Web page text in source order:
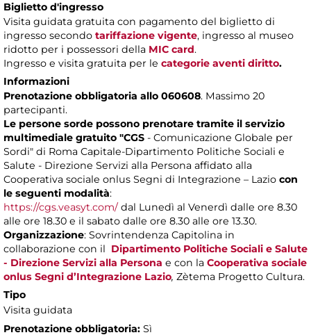
Biglietto d'ingresso
Visita guidata gratuita con pagamento del biglietto di
ingresso secondo tariffazione vigente, ingresso al museo
ridotto per i possessori della MIC card.
Ingresso e visita gratuita per le categorie aventi diritto.
Informazioni
Prenotazione obbligatoria allo 060608. Massimo 20
partecipanti.
Le persone sorde possono prenotare tramite il servizio
multimediale gratuito "CGS - Comunicazione Globale per
Sordi" di Roma Capitale-Dipartimento Politiche Sociali e
Salute - Direzione Servizi alla Persona affidato alla
Cooperativa sociale onlus Segni di Integrazione – Lazio con
le seguenti modalità:
https://cgs.veasyt.com/dal Lunedì al Venerdì dalle ore 8.30
alle ore 18.30 e il sabato dalle ore 8.30 alle ore 13.30.
Organizzazione: Sovrintendenza Capitolina in
collaborazione con il Dipartimento Politiche Sociali e Salute
- Direzione Servizi alla Persona e con la Cooperativa sociale
onlus Segni d’Integrazione Lazio, Zètema Progetto Cultura.
Tipo
Visita guidata
Prenotazione obbligatoria: Sì